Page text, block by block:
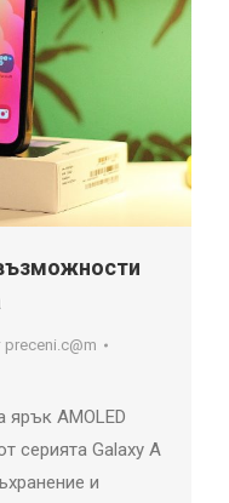
preceni.c@m
AMOLED
серията Galaxy A
и